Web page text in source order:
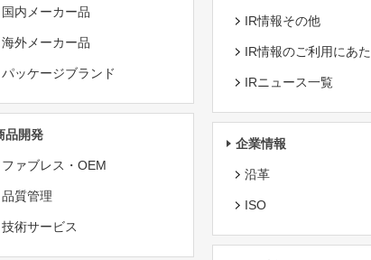
国内メーカー品
海外メーカー品
パッケージブランド
品開発
ファブレス・OEM
品質管理
技術サービス
IR情報その他
IR情報のご利用にあ
IRニュース一覧
企業情報
沿革
ISO